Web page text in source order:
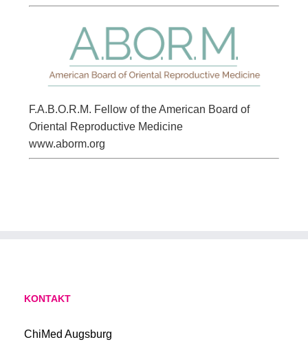
F.A.B.O.R.M. Fellow of the American Board of
Oriental Reproductive Medicine
www.aborm.org
KONTAKT
ChiMed Augsburg